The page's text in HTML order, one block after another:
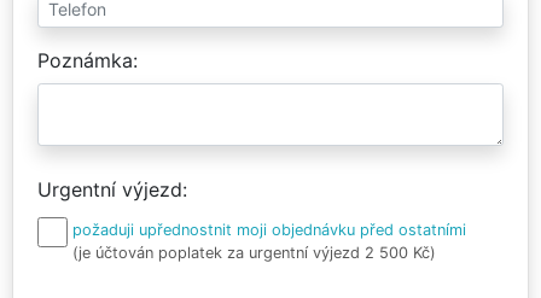
Poznámka
Urgentní výjezd
požaduji upřednostnit moji objednávku před ostatními
(je účtován poplatek za urgentní výjezd 2 500 Kč)